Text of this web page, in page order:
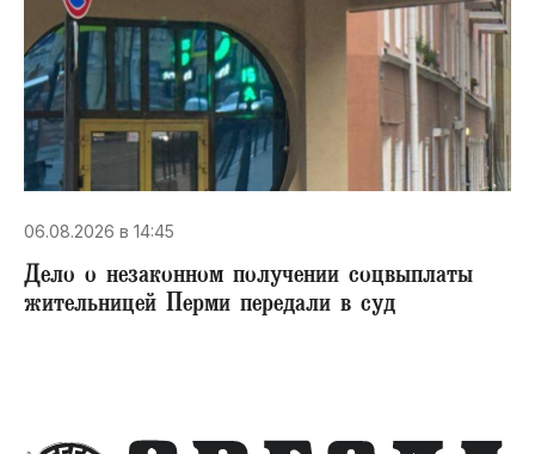
06.08.2026 в 14:45
Дело о незаконном получении соцвыплаты
жительницей Перми передали в суд